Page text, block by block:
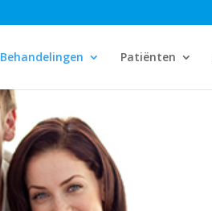
Behandelingen Patiënten